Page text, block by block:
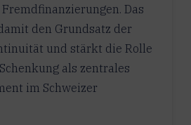
Das
den Grundsatz der
und stärkt die Rolle
als zentrales
im Schweizer